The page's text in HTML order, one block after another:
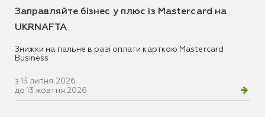
Заправляйте бізнес у плюс із Mastercard на
UKRNAFTA
Знижки на пальне в разі оплати карткою Mastercard
Business
з 13 липня 2026
до 13 жовтня 2026